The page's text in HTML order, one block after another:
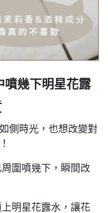
幾下明星花露
側時光，也想改變對
周圍噴幾下，瞬間改
明星花露水，讓花